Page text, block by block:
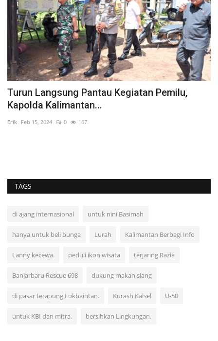
Turun Langsung Pantau Kegiatan Pemilu,
Kapolda Kalimantan...
Erik Feb 15, 2024 0 167
TAGS
di ajang internasional untuk nini Basimah
hanya untuk beli bunga Lurah Kalimantan Berbagi Info
Lanny kecewa. peduli ikon wisata terjaring Razia
Banjarbaru Rescue 698 dukung makan siang
di pasar terapung Lokbaintan. Kurash Kalsel U-50
untuk KBI dan mitra. bersihkan Lingkungan.